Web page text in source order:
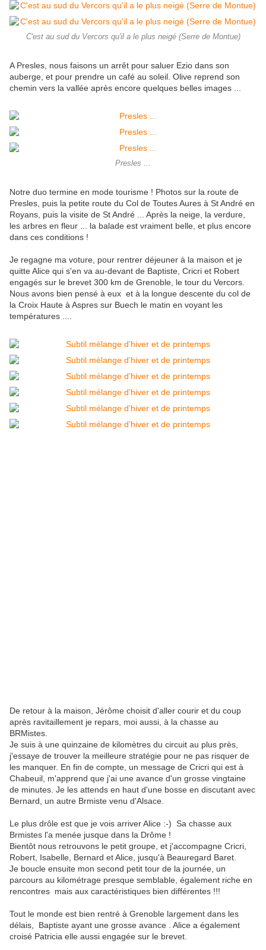
C'est au sud du Vercors qu'il a le plus neigé (Serre de Montue)
A Presles, nous faisons un arrêt pour saluer Ezio dans son
auberge, et pour prendre un café au soleil. Olive reprend son
chemin vers la vallée après encore quelques belles images ...
Presles ...
Notre duo termine en mode tourisme ! Photos sur la route de
Presles, puis la petite route du Col de Toutes Aures à St André en
Royans, puis la visite de St André ... Après la neige, la verdure,
les arbres en fleur ... la balade est vraiment belle, et plus encore
dans ces conditions !
Je regagne ma voture, pour rentrer déjeuner à la maison et je
quitte Alice qui s'en va au-devant de Baptiste, Cricri et Robert
engagés sur le brevet 300 km de Grenoble, le tour du Vercors.
Nous avons bien pensé à eux et à la longue descente du col de
la Croix Haute à Aspres sur Buech le matin en voyant les
températures ....
De retour à la maison, Jérôme choisit d'aller courir et du coup
après ravitaillement je repars, moi aussi, à la chasse au
BRMistes.
Je suis à une quinzaine de kilomètres du circuit au plus près,
j'essaye de trouver la meilleure stratégie pour ne pas risquer de
les manquer. En fin de compte, un message de Cricri qui est à
Chabeuil, m'apprend que j'ai une avance d'un grosse vingtaine
de minutes. Je les attends en haut d'une bosse en discutant avec
Bernard, un autre Brmiste venu d'Alsace.
Le plus drôle est que je vois arriver Alice :-) Sa chasse aux
Brmistes l'a menée jusque dans la Drôme !
Bientôt nous retrouvons le petit groupe, et j'accompagne Cricri,
Robert, Isabelle, Bernard et Alice, jusqu'à Beauregard Baret.
Je boucle ensuite mon second petit tour de la journée, un
parcours au kilométrage presque semblable, également riche en
rencontres mais aux caractéristiques bien différentes !!!
Tout le monde est bien rentré à Grenoble largement dans les
délais, Baptiste ayant une grosse avance . Alice a également
croisé Patricia elle aussi engagée sur le brevet.